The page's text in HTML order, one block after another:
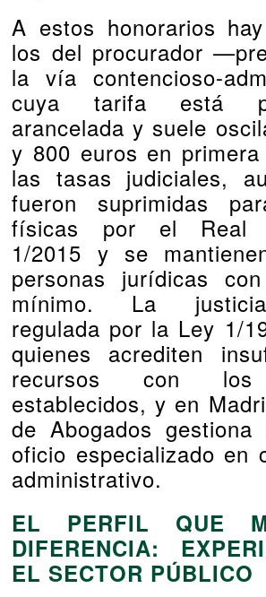
A estos honorarios
los del procurador
la vía contencioso-
cuya tarifa está
arancelada y suele
y 800 euros en
las tasas judiciales,
fueron suprimidas
físicas por el Real
1/2015 y se
personas jurídicas
mínimo. La
regulada por la Ley 1/
quienes acrediten
recursos con los
establecidos, y en
de Abogados
oficio especializado en
administrativo.
EL PERFIL QUE
DIFERENCIA:
EL SECTOR PÚBLICO